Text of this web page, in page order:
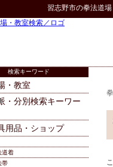
習志野市の拳法道
検索キーワード
・教室
・分別検索キーワー
用品・ショップ
道着
帯